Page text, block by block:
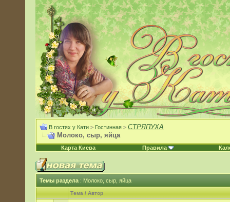
В гостях у Кати > Гостинная > СТРЯПУХА
Молоко, сыр, яйца
Карта Киева Правила
Темы раздела : Молоко, сыр, яйца
Тема/Автор